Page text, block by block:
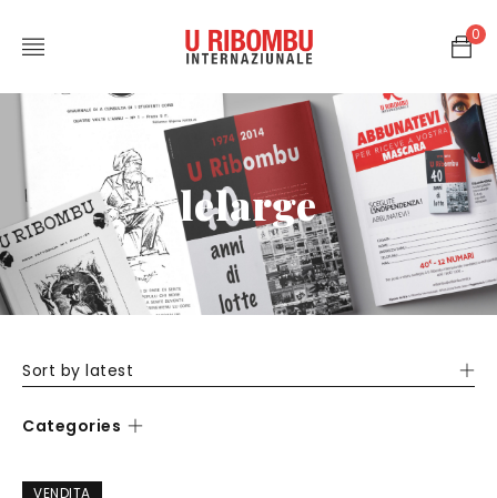
0
lelarge
Sort by latest
Categories
VENDITA